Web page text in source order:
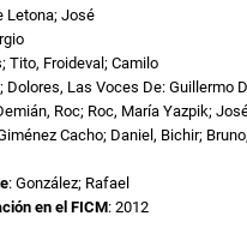
Letona; José
Tito, Froideval; Camilo
Dolores, Las Voces De: Guillermo
Roc; Roc, María Yazpik;
Cacho; Daniel, Bichir;
: González; Rafael
en el FICM: 2012